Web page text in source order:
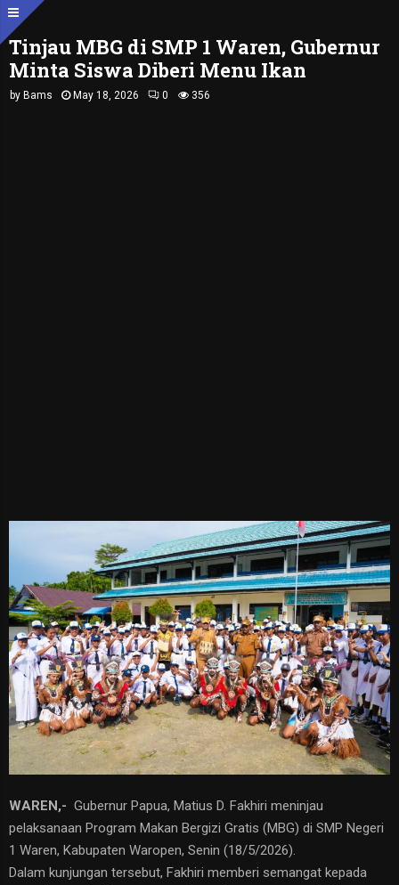
Tinjau MBG di SMP 1 Waren, Gubernur
Minta Siswa Diberi Menu Ikan
by Bams May 18, 2026 0 356
WAREN,- Gubernur Papua, Matius D. Fakhiri meninjau
pelaksanaan Program Makan Bergizi Gratis (MBG) di SMP Negeri
1 Waren, Kabupaten Waropen, Senin (18/5/2026).
Dalam kunjungan tersebut, Fakhiri memberi semangat kepada